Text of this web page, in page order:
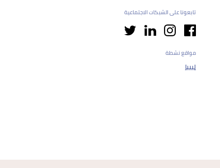
تابعونا على الشبكات الاجتماعية
مواقع نشطة
ليبيا